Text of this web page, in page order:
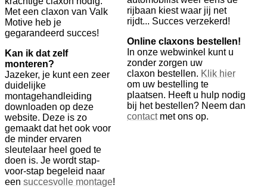
Met een claxon van Valk
Motive heb je
gegarandeerd succes!
Kan ik dat zelf
monteren?
Jazeker, je kunt een zeer
duidelijke
montagehandleiding
downloaden op deze
website. Deze is zo
gemaakt dat het ook voor
de minder ervaren
sleutelaar heel goed te
doen is. Je wordt stap-
voor-stap begeleid naar
een succesvolle montage!
rijbaan kiest waar jij net
rijdt... Succes verzekerd!
Online claxons bestellen!
In onze webwinkel kunt u
zonder zorgen uw
claxon bestellen. Klik hier
om uw bestelling te
plaatsen. Heeft u hulp nodig
bij het bestellen? Neem dan
contactmet ons op.